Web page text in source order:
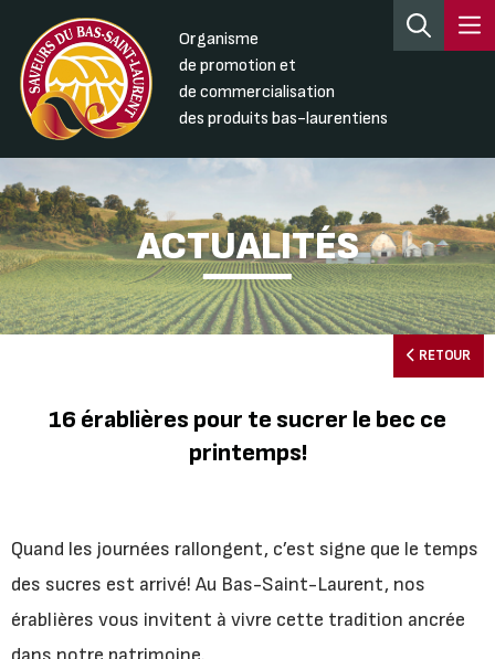
Organisme
de promotion et
de commercialisation
des produits bas-laurentiens
ACTUALITÉS
RETOUR
16 érablières pour te sucrer le bec ce
printemps!
Quand les journées rallongent, c’est signe que le temps
des sucres est arrivé! Au Bas-Saint-Laurent, nos
érablières vous invitent à vivre cette tradition ancrée